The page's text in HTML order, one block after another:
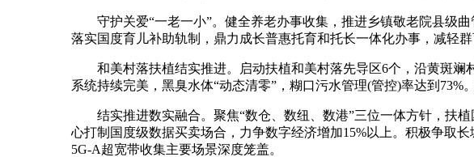
守护关爱“一老一小”。健全养老办事收集，推进乡镇敬老院县级曲
落实国度育儿补助轨制，鼎力成长普惠托育和托长一体化办事，减轻
和美村落扶植结实推进。启动扶植和美村落先导区6个，沿黄斑斓
系统持续完美，黑臭水体“动态清零”，糊口污水管理(管控)率达到
结实推进数实融合。聚焦“数仓、数纽、数港”三位一体方针，扶植
心打制国度级数据买卖场合，力争数字经济增加15%以上。积极争取
5G-A超宽带收集主要场景深度笼盖。